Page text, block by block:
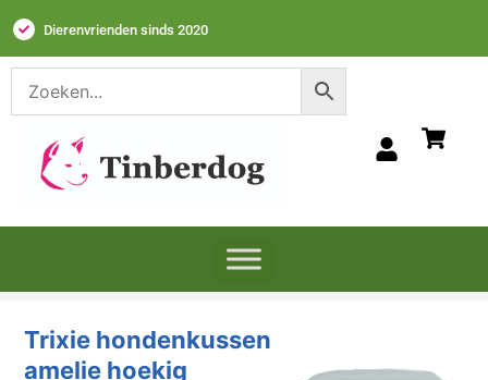
Dierenvrienden sinds 2020
Trixie hondenkussen
amelie hoekig